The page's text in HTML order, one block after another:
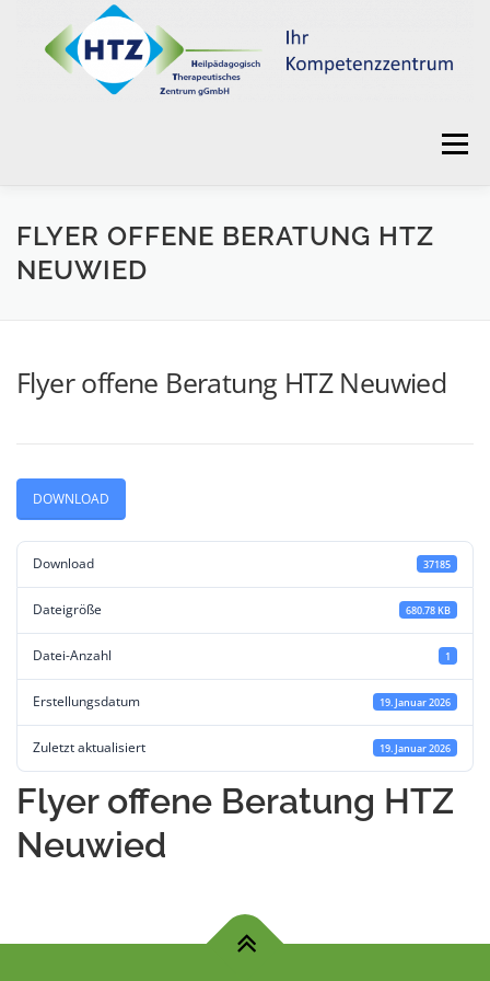
springen
Menü
HOME EINE GEMEINSAME ERFOLGSGESCHICHTE
KINDERTAGESSTÄTTEN KINDERSCHUTZDIENST
ALLGEMEINES
FLYER OFFENE BERATUNG HTZ
NEUWIED
Flyer offene Beratung HTZ Neuwied
DOWNLOAD
Download 37185
Dateigröße 680.78 KB
Datei-Anzahl 1
Erstellungsdatum 19. Januar 2026
Zuletzt aktualisiert 19. Januar 2026
Flyer offene Beratung HTZ
Neuwied